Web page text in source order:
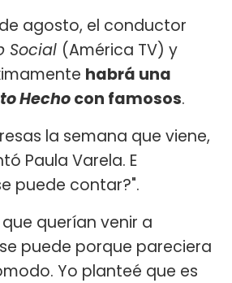
agosto, el conductor
Social (América TV) y
habrá una
Hechocon famosos.
la semana que viene,
Paula Varela. E
puede contar?".
querían venir a
puede porque pareciera
Yo planteé que es